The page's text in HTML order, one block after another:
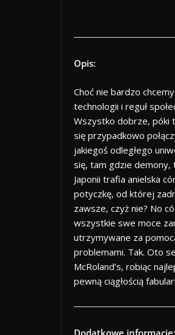
Opis:
Choć nie bardzo
technologii i reguł
Wszystko dobrze, póki
się przypadkowo
jakiegoś odległego
się, tam gdzie demony,
Japonii trafia anielska
potyczkę, od której
zawsze, czyż nie? No
wszystkie swe moce
utrzymywane za
problemami. Tak. Oto
McRoland’s, robiąc
pewną ciągłością
Dodatkowe informacje: